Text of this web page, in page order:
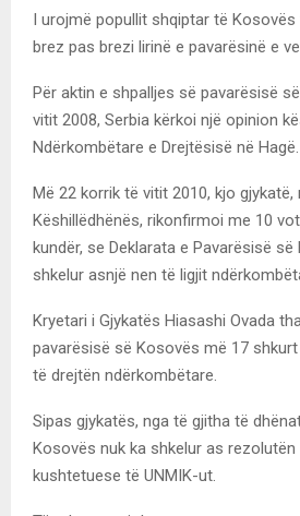
I urojmë popullit shqiptar të
brez pas brezi lirinë e pavarësinë e
Për aktin e shpalljes së pavarësisë
vitit 2008, Serbia kërkoi një opinion
Ndërkombëtare e Drejtësisë në Hagë.
Më 22 korrik të vitit 2010, kjo gjykatë,
Këshillëdhënës, rikonfirmoi me 10
kundër, se Deklarata e Pavarësisë
shkelur asnjë nen të ligjit
Kryetari i Gjykatës Hiasashi Ovada
pavarësisë së Kosovës më 17
të drejtën ndërkombëtare.
Sipas gjykatës, nga të gjitha të
Kosovës nuk ka shkelur as
kushtetuese të UNMIK-ut.